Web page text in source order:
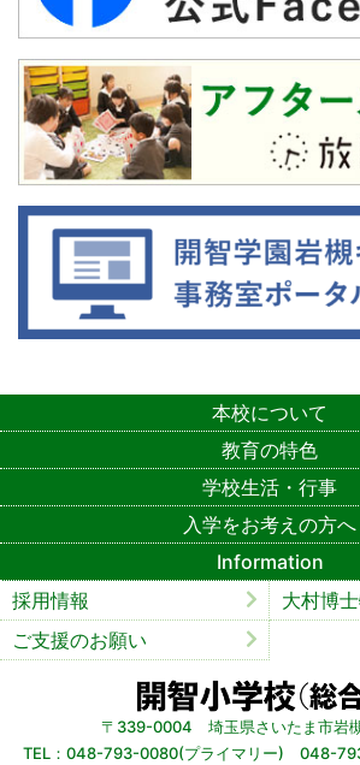
〒339-0004 埼玉県さいたま市岩
TEL：048-793-0080(プライマリー) 048-
本校について
教育の特色
学校生活・行事
入学をお考えの方へ
Information
採用情報
大村博
ご支援のお願い